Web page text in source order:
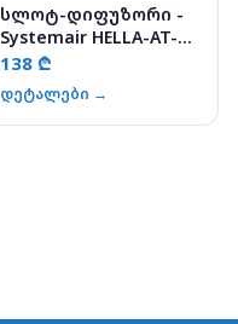
სლოტ-დიფუზორი -
Systemair HELLA-AT-3-
1200-B-0-0-A
138 ₾
დეტალები →